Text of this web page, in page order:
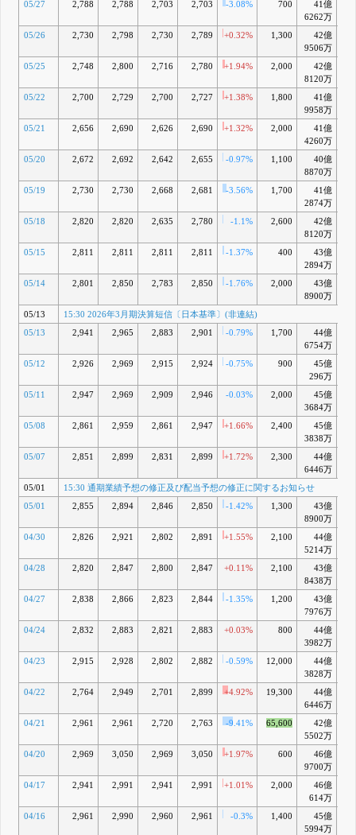
05/27 2,788 2,788 2,703 2,703 -3.08% 700
41億
6262万
05/26 2,730 2,798 2,730 2,789 +0.32% 1,300
42億
9506万
05/25 2,748 2,800 2,716 2,780 +1.94% 2,000
42億
8120万
05/22 2,700 2,729 2,700 2,727 +1.38% 1,800
41億
9958万
05/21 2,656 2,690 2,626 2,690 +1.32% 2,000
41億
4260万
05/20 2,672 2,692 2,642 2,655 -0.97% 1,100
40億
8870万
05/19 2,730 2,730 2,668 2,681 -3.56% 1,700
41億
2874万
05/18 2,820 2,820 2,635 2,780 -1.1% 2,600
42億
8120万
05/15 2,811 2,811 2,811 2,811 -1.37% 400
43億
2894万
05/14 2,801 2,850 2,783 2,850 -1.76% 2,000
43億
8900万
05/13
15:30 2026年3月期決算短信〔日本基準〕(非連結)
05/13
2,941 2,965 2,883 2,901 -0.79% 1,700
44億
6754万
05/12 2,926 2,969 2,915 2,924 -0.75% 900
45億
296万
05/11 2,947 2,969 2,909 2,946 -0.03% 2,000
45億
3684万
05/08 2,861 2,959 2,861 2,947 +1.66% 2,400
45億
3838万
05/07 2,851 2,899 2,831 2,899 +1.72% 2,300
44億
6446万
05/01
15:30 通期業績予想の修正及び配当予想の修正に関するお知らせ
05/01
2,855 2,894 2,846 2,850 -1.42% 1,300
43億
8900万
04/30 2,826 2,921 2,802 2,891 +1.55% 2,100
44億
5214万
04/28 2,820 2,847 2,800 2,847 +0.11% 2,100
43億
8438万
04/27 2,838 2,866 2,823 2,844 -1.35% 1,200
43億
7976万
04/24 2,832 2,883 2,821 2,883 +0.03% 800
44億
3982万
04/23 2,915 2,928 2,802 2,882 -0.59% 12,000
44億
3828万
04/22 2,764 2,949 2,701 2,899 +4.92% 19,300
44億
6446万
04/21 2,961 2,961 2,720 2,763 -9.41% 65,600
42億
5502万
04/20 2,969 3,050 2,969 3,050 +1.97% 600
46億
9700万
04/17 2,941 2,991 2,941 2,991 +1.01% 2,000
46億
614万
04/16 2,961 2,990 2,960 2,961 -0.3% 1,400
45億
5994万